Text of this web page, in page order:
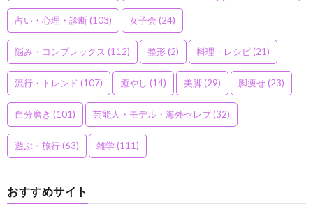
占い・心理・診断(103) 女子会 (24)
悩み・コンプレックス (112) 整形(2) 料理・レシピ(21)
流行・トレンド (107) 癒やし (14) 美脚 (29) 脚痩せ(23)
自分磨き (101) 芸能人・モデル・海外セレブ(32)
遊ぶ・旅行(63) 雑学(111)
おすすめサイト